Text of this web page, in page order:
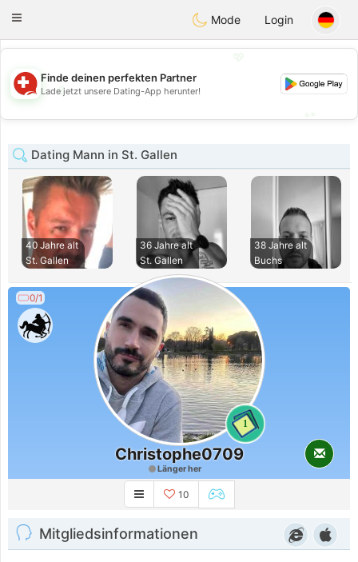
Suissi
Toggle
Mode Login
💖
💕
Finde deinen perfekten Partner
Lade jetzt unsere Dating-App herunter!
Dating Mann in St. Gallen
40 Jahre alt
St. Gallen
36 Jahre alt
St. Gallen
38 Jahre alt
Buchs
0/1
1
Christophe0709
Länger her
10
Mitgliedsinformationen